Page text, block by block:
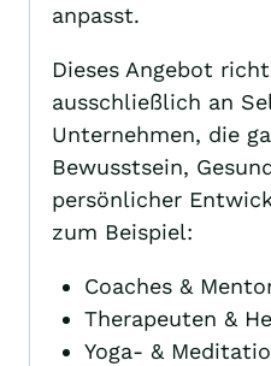
anpasst.
Dieses Angebot
ausschließlich an
Unternehmen, die
Bewusstsein,
persönlicher
zum Beispiel:
Coaches &
Therapeuten &
Yoga- &